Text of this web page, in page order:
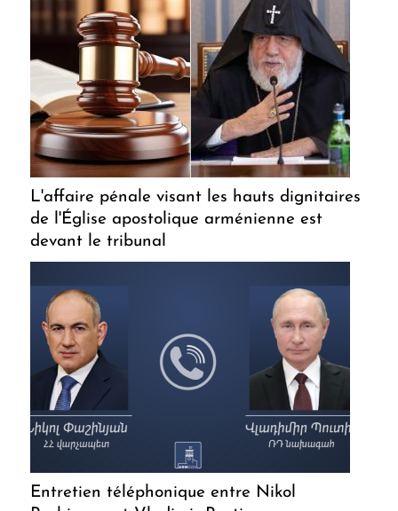
L'affaire pénale visant les hauts dignitaires
de l'Église apostolique arménienne est
devant le tribunal
Entretien téléphonique entre Nikol